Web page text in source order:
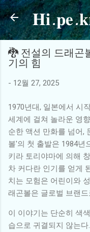
기
🐉 전설의 드래곤
기의 힘
- 12월 27, 2025
1970년대, 일본에서 시
세계에 걸쳐 놀라운 영
순한 액션 만화를 넘어,
볼'의 첫 출발은 1984년
키라 토리야마에 의해
차 커다란 인기를 얻게
치는 모험은 어린이와
래곤볼은 글로벌 브랜드
이 이야기는 단순히 색
습으로 귀결되지 않는